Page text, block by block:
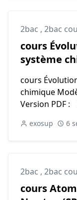
2bac , 2bac
cours
système
cours
chimique
Version PDF
exosup 6
2bac , 2bac
cours